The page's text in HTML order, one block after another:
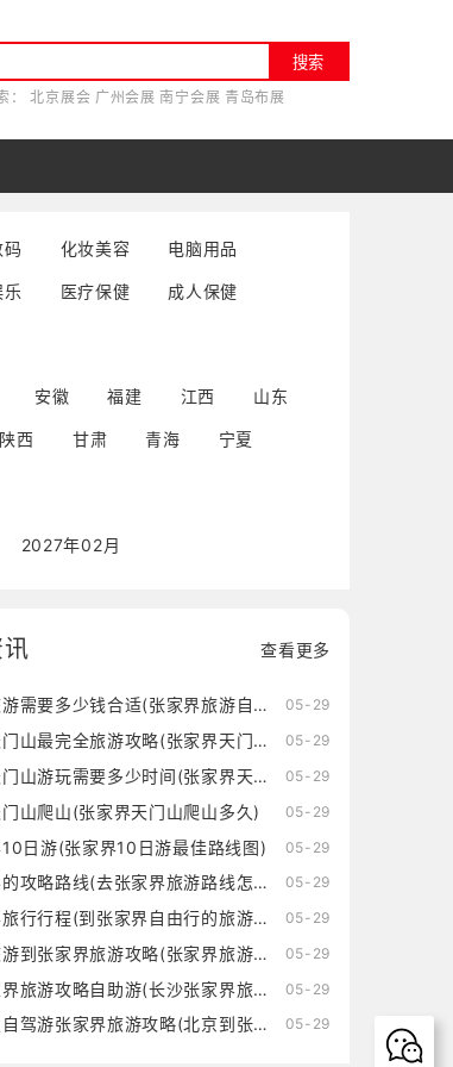
搜索
：
北京展会 广州会展 南宁会展 青岛布展
码 化妆美容 电脑用品
医疗保健 成人保健
安徽 福建 江西 山东
陕西 甘肃 青海 宁夏
2027年02月
查看更多
张家界旅游需要多少钱合适(张家界旅游自由行需要多少钱) 05-29
张家界天门山最完全旅游攻略(张家界天门山旅游攻略自由行三天) 05-29
张家界天门山游玩需要多少时间(张家界天门山游玩需要多少时间的核酸) 05-29
山爬山(张家界天门山爬山多久) 05-29
日游(张家界10日游最佳路线图) 05-29
去张家界的攻略路线(去张家界旅游路线怎么走) 05-29
到张家界旅行行程(到张家界自由行的旅游攻略) 05-29
张家界旅游到张家界旅游攻略(张家界旅游到张家界旅游攻略一日游) 05-29
长沙张家界旅游攻略自助游(长沙张家界旅游攻略景点必去) 05-29
北京出发自驾游张家界旅游攻略(北京到张家界自驾游中间住在哪里好) 05-29